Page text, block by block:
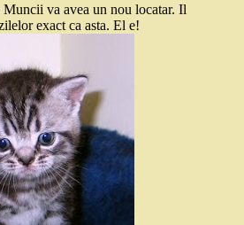
va avea un nou locatar. Il
exact ca asta. El e!